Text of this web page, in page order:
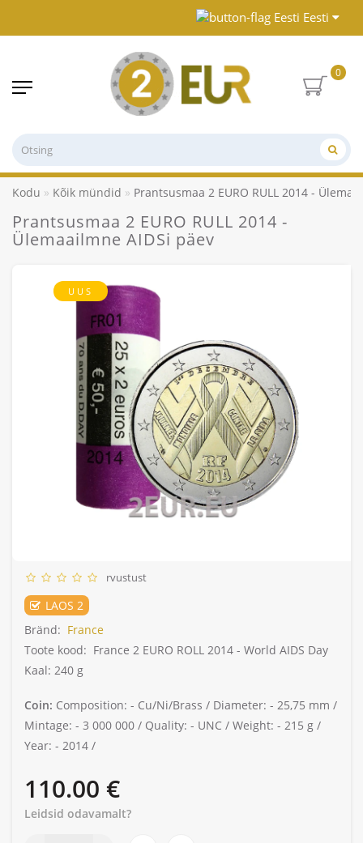
Eesti
0
Kodu Kõik mündid Prantsusmaa 2 EURO RULL 2014 -
Prantsusmaa 2 EURO RULL 2014 -
Ülemaailmne AIDSi päev
UUS
rvustust
LAOS 2
Bränd: France
Toote kood: France 2 EURO ROLL 2014 - World AIDS Day
Kaal: 240 g
Coin: Composition: - Cu/Ni/Brass / Diameter: - 25,75 mm /
Mintage: - 3 000 000 / Quality: - UNC / Weight: - 215 g /
Year: - 2014 /
110.00 €
Leidsid odavamalt?